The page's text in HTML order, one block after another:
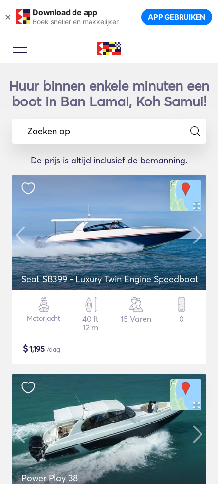
× Download de app
Boek sneller en makkelijker APP GEBRUIKEN
Huur binnen enkele minuten een
boot in Ban Lamai, Koh Samui!
Zoeken op
De prijs is altijd inclusief de bemanning.
Seat SB399 - Luxury Twin Engine Speedboat
Motorjacht
40 ft
12 m
15 Varen 0
$1,195 /dag
Power Play 38